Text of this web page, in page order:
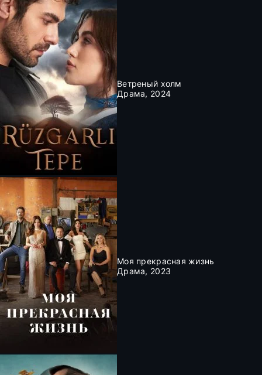
Ветреный холм
Драма, 2024
Моя прекрасная жизнь
Драма, 2023